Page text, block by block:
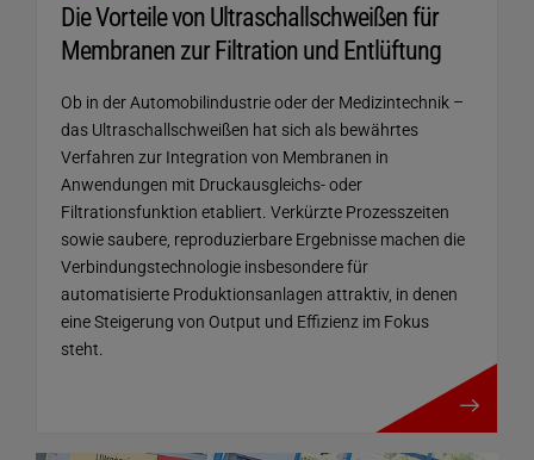
Die Vorteile von Ultraschallschweißen für
Membranen zur Filtration und Entlüftung
Ob in der Automobilindustrie oder der Medizintechnik –
das Ultraschallschweißen hat sich als bewährtes
Verfahren zur Integration von Membranen in
Anwendungen mit Druckausgleichs- oder
Filtrationsfunktion etabliert. Verkürzte Prozesszeiten
sowie saubere, reproduzierbare Ergebnisse machen die
Verbindungstechnologie insbesondere für
automatisierte Produktionsanlagen attraktiv, in denen
eine Steigerung von Output und Effizienz im Fokus
steht.
mehr details